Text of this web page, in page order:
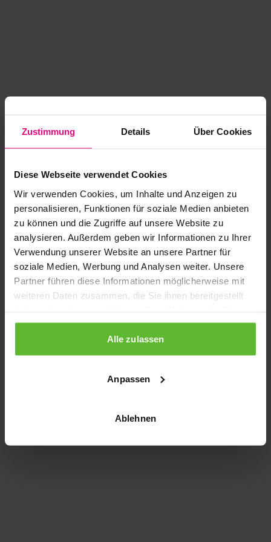
Zustimmung Details Über Cookies
Diese Webseite verwendet Cookies
Wir verwenden Cookies, um Inhalte und Anzeigen zu
personalisieren, Funktionen für soziale Medien anbieten
zu können und die Zugriffe auf unsere Website zu
analysieren. Außerdem geben wir Informationen zu Ihrer
Verwendung unserer Website an unsere Partner für
soziale Medien, Werbung und Analysen weiter. Unsere
Partner führen diese Informationen möglicherweise mit
weiteren Daten zusammen, die Sie ihnen bereitgestellt
gesammelt haben.
Alle zulassen
Anpassen
Ablehnen
Application error: a client-side exception has occurred
loading www.kurzwego.de (see the browser console for more
information).